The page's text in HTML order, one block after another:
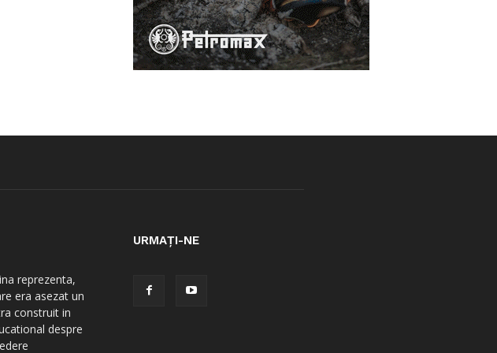
reprezenta,
era asezat un
construit in
despre
URMAȚI-NE